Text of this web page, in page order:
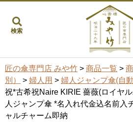
検索
匠の傘専門店 みや竹 > 商品一覧 >
別）
> 婦人用 > 婦人ジャンプ傘(自
祝*古希祝Naire KIRIE 薔薇(ロイヤ
人ジャンプ傘 *名入れ代金込名前入
ャルチャーム即納